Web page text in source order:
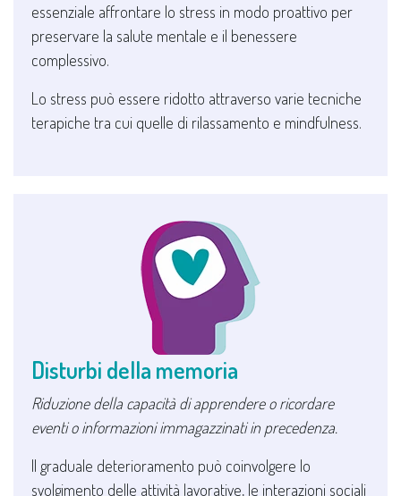
essenziale affrontare lo stress in modo proattivo per
preservare la salute mentale e il benessere
complessivo.
Lo stress può essere ridotto attraverso varie tecniche
terapiche tra cui quelle di rilassamento e mindfulness.
Disturbi della memoria
Riduzione della capacità di apprendere o ricordare
eventi o informazioni immagazzinati in precedenza.
Il graduale deterioramento può coinvolgere lo
svolgimento delle attività lavorative, le interazioni sociali